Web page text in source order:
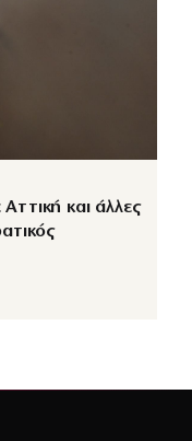
και άλλες